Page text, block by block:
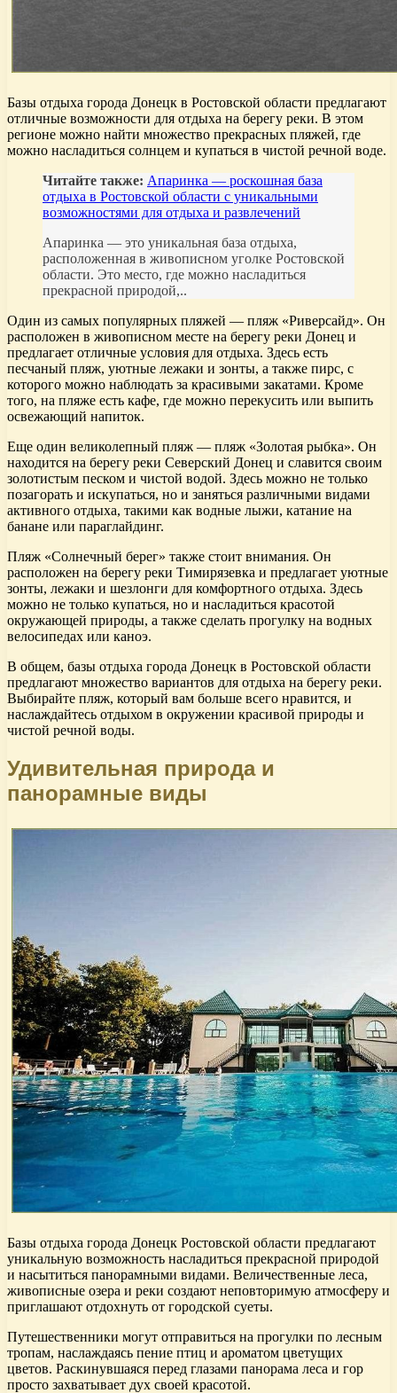
Базы отдыха города Донецк в Ростовской области предлагают
отличные возможности для отдыха на берегу реки. В этом
регионе можно найти множество прекрасных пляжей, где
можно насладиться солнцем и купаться в чистой речной воде.
Читайте также: Апаринка — роскошная база
отдыха в Ростовской области с уникальными
возможностями для отдыха и развлечений
Апаринка — это уникальная база отдыха,
расположенная в живописном уголке Ростовской
области. Это место, где можно насладиться
прекрасной природой,..
Один из самых популярных пляжей — пляж «Риверсайд». Он
расположен в живописном месте на берегу реки Донец и
предлагает отличные условия для отдыха. Здесь есть
песчаный пляж, уютные лежаки и зонты, а также пирс, с
которого можно наблюдать за красивыми закатами. Кроме
того, на пляже есть кафе, где можно перекусить или выпить
освежающий напиток.
Еще один великолепный пляж — пляж «Золотая рыбка». Он
находится на берегу реки Северский Донец и славится своим
золотистым песком и чистой водой. Здесь можно не только
позагорать и искупаться, но и заняться различными видами
активного отдыха, такими как водные лыжи, катание на
банане или параглайдинг.
Пляж «Солнечный берег» также стоит внимания. Он
расположен на берегу реки Тимирязевка и предлагает уютные
зонты, лежаки и шезлонги для комфортного отдыха. Здесь
можно не только купаться, но и насладиться красотой
окружающей природы, а также сделать прогулку на водных
велосипедах или каноэ.
В общем, базы отдыха города Донецк в Ростовской области
предлагают множество вариантов для отдыха на берегу реки.
Выбирайте пляж, который вам больше всего нравится, и
наслаждайтесь отдыхом в окружении красивой природы и
чистой речной воды.
Удивительная природа и
панорамные виды
Базы отдыха города Донецк Ростовской области предлагают
уникальную возможность насладиться прекрасной природой
и насытиться панорамными видами. Величественные леса,
живописные озера и реки создают неповторимую атмосферу и
приглашают отдохнуть от городской суеты.
Путешественники могут отправиться на прогулки по лесным
тропам, наслаждаясь пение птиц и ароматом цветущих
цветов. Раскинувшаяся перед глазами панорама леса и гор
просто захватывает дух своей красотой.